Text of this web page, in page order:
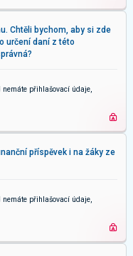
Chtěli bychom, aby si zde
určení daní z této
nemáte přihlašovací údaje,
příspěvek i na žáky ze
nemáte přihlašovací údaje,